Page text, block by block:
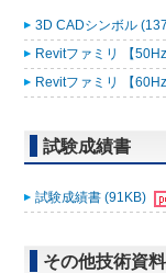
3D CADシンボル
Revitファミリ 【
Revitファミリ 【
試験成績書
試験成績書 (91KB)
その他技術資料